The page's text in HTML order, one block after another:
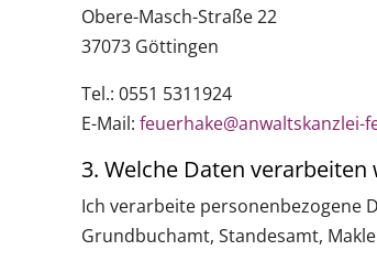
Obere-Masch-Straße 22
37073 Göttingen
Tel.: 0551 5311924
E-Mail: feuerhake@anwaltskanzlei-
3. Welche Daten verarbeiten
Ich verarbeite personenbezogene
Grundbuchamt, Standesamt,